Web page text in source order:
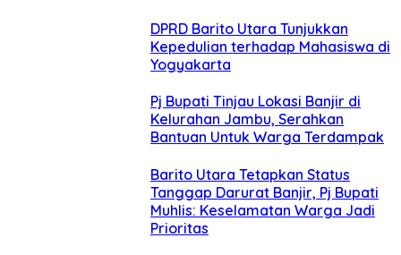
DPRD Barito Utara Tunjukkan
Kepedulian terhadap Mahasiswa di
Yogyakarta
Pj Bupati Tinjau Lokasi Banjir di
Kelurahan Jambu, Serahkan
Bantuan Untuk Warga Terdampak
Barito Utara Tetapkan Status
Tanggap Darurat Banjir, Pj Bupati
Muhlis: Keselamatan Warga Jadi
Prioritas